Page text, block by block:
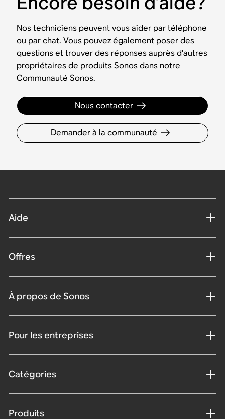
Nos techniciens peuvent vous aider par téléphone
ou par chat. Vous pouvez également poser des
questions et trouver des réponses auprès d'autres
propriétaires de produits Sonos dans notre
Communauté Sonos.
Nous contacter
Demander à la communauté
Aide
Offres
À propos de Sonos
Pour les entreprises
Catégories
Produits